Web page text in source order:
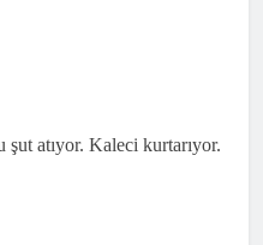
atıyor. Kaleci kurtarıyor.